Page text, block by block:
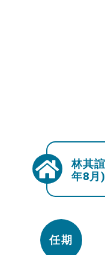
林其
年8月)
任期